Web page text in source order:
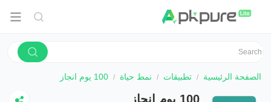
الصفحة الرئيسية تطبيقات نمط حياة 100 يوم انجاز
100 يوم انجاز